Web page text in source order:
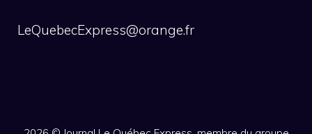
LeQuebecExpress@orange.fr